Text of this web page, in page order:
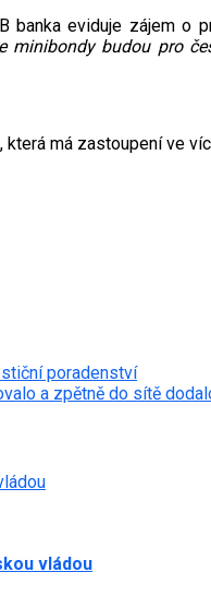
banka eviduje zájem o
minibondy budou pro
má zastoupení ve
poradenství
a zpětně do sítě
vládou